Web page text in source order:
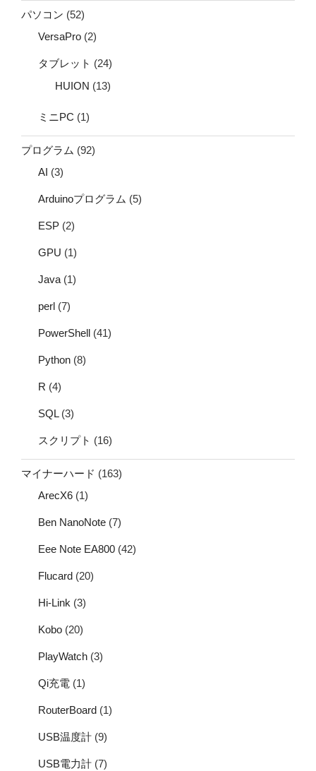
パソコン (52)
VersaPro (2)
タブレット (24)
HUION (13)
ミニPC (1)
プログラム (92)
AI (3)
Arduinoプログラム (5)
ESP (2)
GPU (1)
Java(1)
perl (7)
PowerShell (41)
Python (8)
R (4)
SQL(3)
スクリプト (16)
マイナーハード (163)
ArecX6 (1)
Ben NanoNote (7)
Eee Note EA800 (42)
Flucard (20)
Hi-Link (3)
Kobo (20)
PlayWatch (3)
Qi充電 (1)
RouterBoard (1)
USB温度計 (9)
USB電力計 (7)